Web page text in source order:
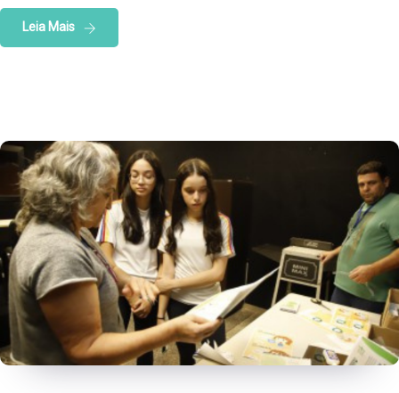
Leia Mais